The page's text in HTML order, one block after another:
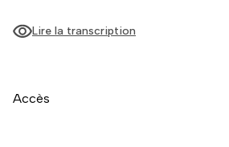
Lire la transcription
Accès